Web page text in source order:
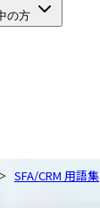
の方
SFA/CRM 用語集